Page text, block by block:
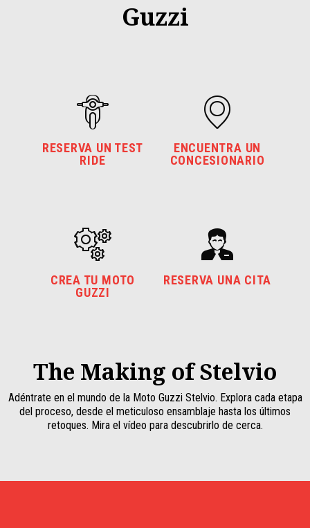
Guzzi
RESERVA UN TEST
RIDE
ENCUENTRA UN
CONCESIONARIO
CREA TU MOTO
GUZZI
RESERVA UNA CITA
The Making of Stelvio
Adéntrate en el mundo de la Moto Guzzi Stelvio. Explora cada etapa
del proceso, desde el meticuloso ensamblaje hasta los últimos
retoques. Mira el vídeo para descubrirlo de cerca.